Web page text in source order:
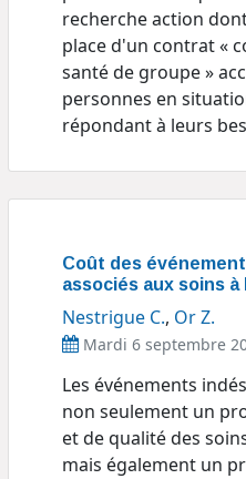
recherche action
place d'un contrat «
santé de groupe »
personnes en
répondant à leurs
Coût des
associés aux soins à
Nestrigue C., Or Z.
Mardi 6 septembre
Les événements
non seulement un
et de qualité des
mais également un